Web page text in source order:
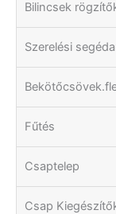
Bilincsek
Szerelési
Fűtés
Csaptelep
Csap